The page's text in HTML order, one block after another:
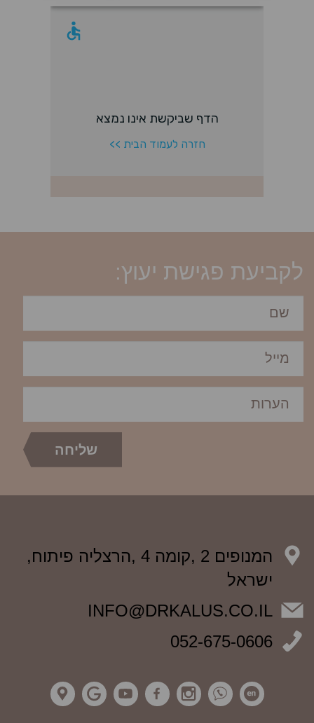
לקביעת פגישת יעוץ:
המנופים 2 ,קומה 4 ,הרצליה פיתוח,
ישראל
INFO@DRKALUS.CO.IL
052-675-0606